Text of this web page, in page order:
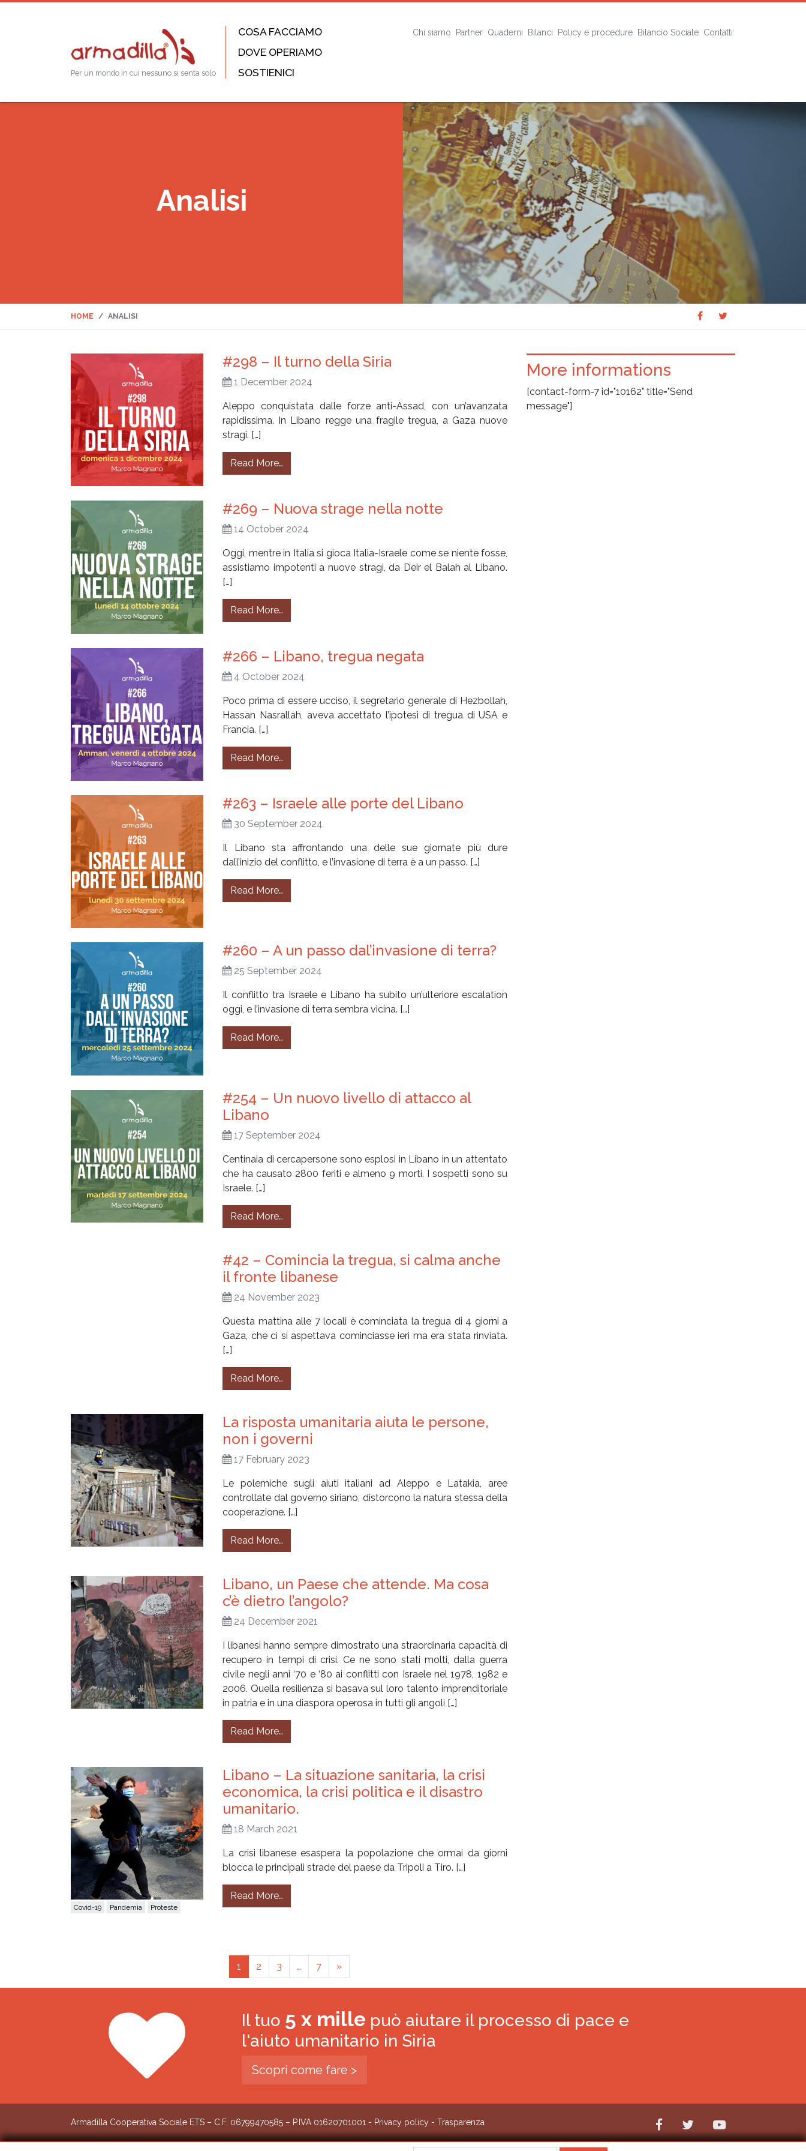
Per un mondo in cui nessuno si senta solo
COSA FACCIAMO
DOVE OPERIAMO
SOSTIENICI
Chi siamo Partner Quaderni Bilanci Policy e procedure Bilancio Sociale Contatti
Analisi
HOME ANALISI
Share
on
on
#298 – Il turno della Siria
1 December 2024
Aleppo conquistata dalle forze anti-Assad, con un’avanzata
rapidissima. In Libano regge una fragile tregua, a Gaza nuove
stragi. […]
Read More…
#269 – Nuova strage nella notte
14 October 2024
Oggi, mentre in Italia si gioca Italia-Israele come se niente fosse,
assistiamo impotenti a nuove stragi, da Deir el Balah al Libano.
[…]
Read More…
#266 – Libano, tregua negata
4 October 2024
Poco prima di essere ucciso, il segretario generale di Hezbollah,
Hassan Nasrallah, aveva accettato l’ipotesi di tregua di USA e
Francia. […]
Read More…
#263 – Israele alle porte del Libano
30 September 2024
Il Libano sta affrontando una delle sue giornate più dure
dall’inizio del conflitto, e l’invasione di terra è a un passo. […]
Read More…
#260 – A un passo dal’invasione di terra?
25 September 2024
Il conflitto tra Israele e Libano ha subito un’ulteriore escalation
oggi, e l’invasione di terra sembra vicina. […]
Read More…
#254 – Un nuovo livello di attacco al
Libano
17 September 2024
Centinaia di cercapersone sono esplosi in Libano in un attentato
che ha causato 2800 feriti e almeno 9 morti. I sospetti sono su
Israele. […]
Read More…
#42 – Comincia la tregua, si calma anche
il fronte libanese
24 November 2023
Questa mattina alle 7 locali è cominciata la tregua di 4 giorni a
Gaza, che ci si aspettava cominciasse ieri ma era stata rinviata.
[…]
Read More…
La risposta umanitaria aiuta le persone,
non i governi
17 February 2023
Le polemiche sugli aiuti italiani ad Aleppo e Latakia, aree
controllate dal governo siriano, distorcono la natura stessa della
cooperazione. […]
Read More…
Libano, un Paese che attende. Ma cosa
c’è dietro l’angolo?
24 December 2021
I libanesi hanno sempre dimostrato una straordinaria capacità di
recupero in tempi di crisi. Ce ne sono stati molti, dalla guerra
civile negli anni ‘70 e ‘80 ai conflitti con Israele nel 1978, 1982 e
2006. Quella resilienza si basava sul loro talento imprenditoriale
in patria e in una diaspora operosa in tutti gli angoli […]
Read More…
Covid-19 Pandemia Proteste
Libano – La situazione sanitaria, la crisi
economica, la crisi politica e il disastro
umanitario.
18 March 2021
La crisi libanese esaspera la popolazione che ormai da giorni
blocca le principali strade del paese da Tripoli a Tiro. […]
Read More…
1 2 3 … 7 »
More informations
[contact-form-7 id="10162" title="Send
message"]
Il tuo 5 x mille può aiutare il processo di pace e
l'aiuto umanitario in Siria
Scopri come fare >
Armadilla Cooperativa Sociale ETS – C.F. 06799470585 – P.IVA 01620701001 - Privacy policy - Trasparenza